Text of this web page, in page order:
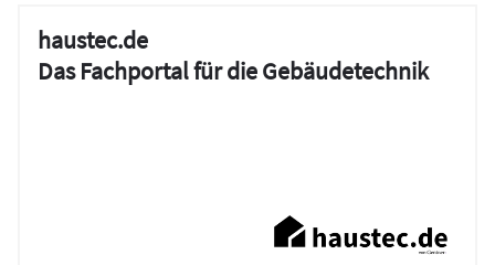
haustec.de
Das Fachportal für die Gebäudetechnik